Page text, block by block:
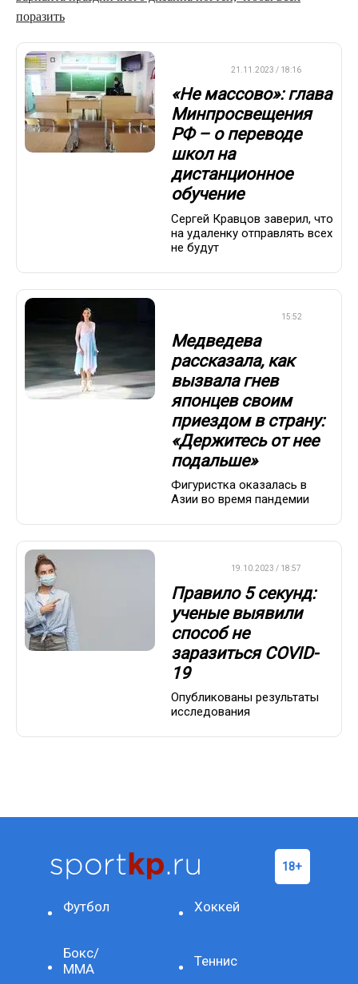
поразить
21.11.2023 / 18:16
«Не массово»: глава
Минпросвещения
РФ – о переводе
школ на
дистанционное
обучение
Сергей Кравцов заверил, что
на удаленку отправлять всех
не будут
15:52
Медведева
рассказала, как
вызвала гнев
японцев своим
приездом в страну:
«Держитесь от нее
подальше»
Фигуристка оказалась в
Азии во время пандемии
19.10.2023 / 18:57
Правило 5 секунд:
ученые выявили
способ не
заразиться COVID-
19
Опубликованы результаты
исследования
Футбол Хоккей
Бокс/
ММА
Теннис